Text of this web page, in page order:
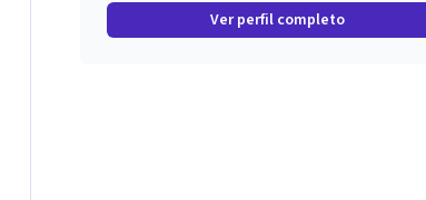
Ver perfil completo